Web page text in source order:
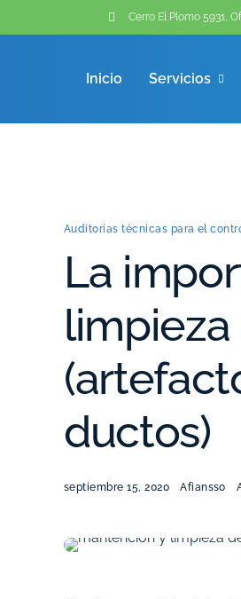
Cerro El Plomo 5931,
Inicio Servicios
Auditorías técnicas para el
La
ductos)
septiembre 15, 2020 Afiansso